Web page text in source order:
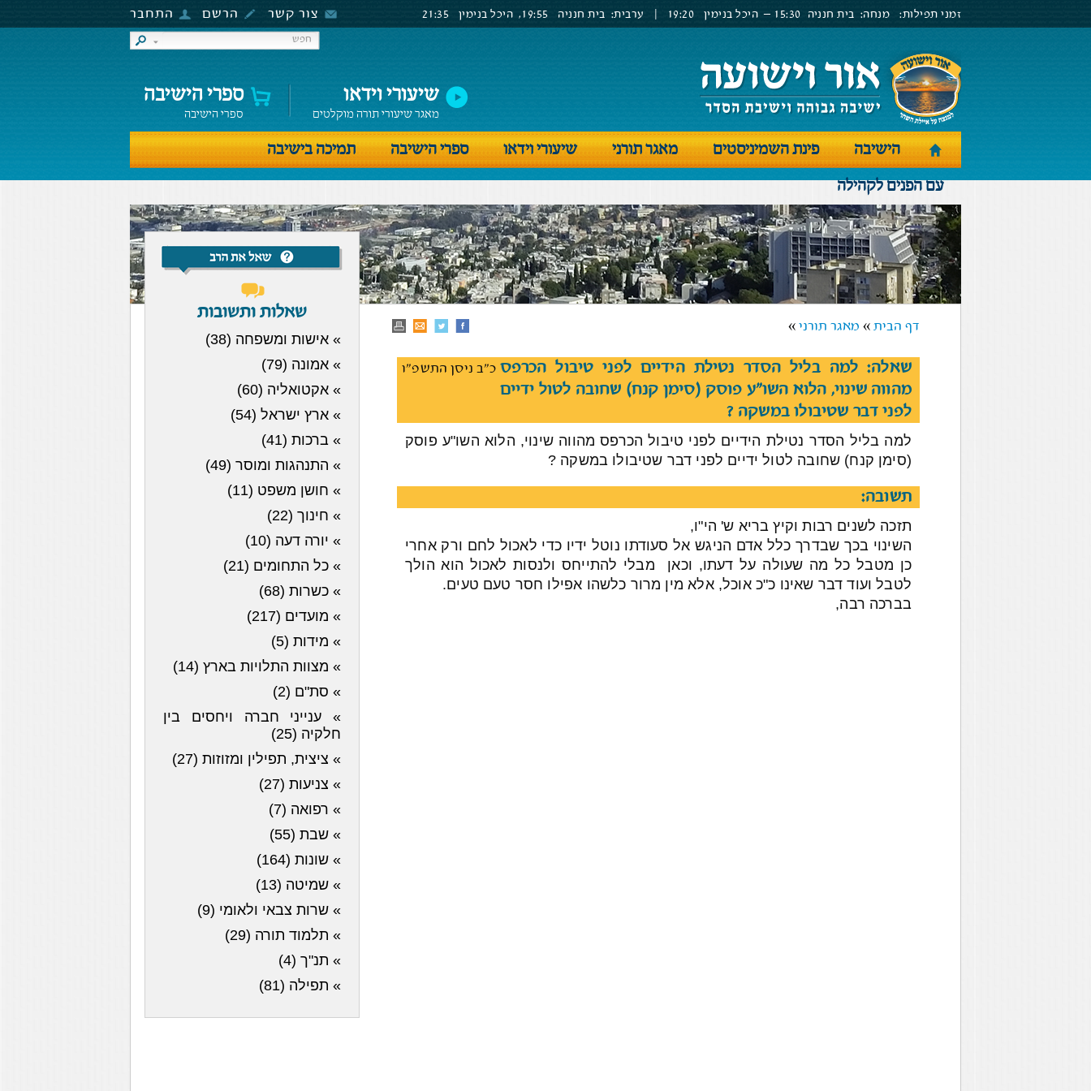
זמני תפילות: מנחה: בית חנניה 15:30 – היכל בנימין ערבית: בית חנניה היכל בנימין צור קשר הרשם התחבר
שיעורי וידאו
מאגר שיעורי תורה מוקלטים
ספרי הישיבה
ספרי הישיבה
הישיבה פינת השמיניסטים מאגר תורני שיעורי וידאו ספרי הישיבה
תמיכה בישיבה
עם הפנים לקהילה
דף הבית » מאגר תורני »
כ"ב ניסן התשפ"ו שאלה: למה בליל הסדר נטילת הידיים לפני טיבול הכרפס
מהווה שינוי, הלוא השו"ע פוסק (סימן קנח) שחובה לטול ידיים
לפני דבר שטיבולו במשקה ?
למה בליל הסדר נטילת הידיים לפני טיבול הכרפס מהווה שינוי, הלוא השו"ע פוסק
(סימן קנח) שחובה לטול ידיים לפני דבר שטיבולו במשקה ?
תשובה:
תזכה לשנים רבות וקיץ בריא ש' הי"ו,
השינוי בכך שבדרך כלל אדם הניגש אל סעודתו נוטל ידיו כדי לאכול לחם ורק אחרי
כן מטבל כל מה שעולה על דעתו, וכאן מבלי להתייחס ולנסות לאכול הוא הולך
לטבל ועוד דבר שאינו כ"כ אוכל, אלא מין מרור כלשהו אפילו חסר טעם טעים.
בברכה רבה,
שאלות ותשובות
» אישות ומשפחה (38)
» אמונה (79)
» אקטואליה (60)
» ארץ ישראל (54)
» ברכות (41)
» התנהגות ומוסר (49)
» חושן משפט (11)
» חינוך (22)
» יורה דעה (10)
» כל התחומים (21)
» כשרות (68)
» מועדים (217)
» מידות (5)
» מצוות התלויות בארץ (14)
» סת"ם (2)
» ענייני חברה ויחסים בין
חלקיה (25)
» ציצית, תפילין ומזוזות (27)
» צניעות (27)
» רפואה (7)
» שבת (55)
» שונות (164)
» שמיטה (13)
» שרות צבאי ולאומי (9)
» תלמוד תורה (29)
» תנ"ך (4)
» תפילה (81)